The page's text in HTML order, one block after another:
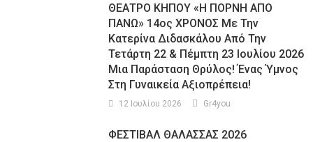
ΘΕΑΤΡΟ ΚΗΠΟΥ «Η ΠΟΡΝΗ ΑΠΟ
ΠΑΝΩ» 14ος ΧΡΟΝΟΣ Με Την
Κατερίνα Διδασκάλου Από Την
Τετάρτη 22 & Πέμπτη 23 Ιουλίου 2026
Μια Παράσταση Θρύλος! Ένας Ύμνος
Στη Γυναικεία Αξιοπρέπεια!
12 Ιουλίου 2026 Gr4you
ΦΕΣΤΙΒΑΛ ΘΑΛΑΣΣΑΣ 2026